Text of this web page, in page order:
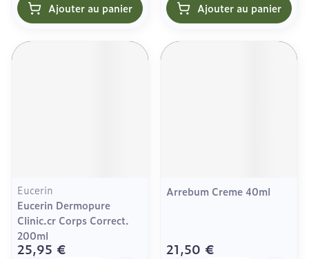
Ajouter au panier Ajouter au panier
Eucerin
Eucerin Dermopure
Clinic.cr Corps Correct.
200ml
25,95 €
Arrebum Creme 40ml
21,50 €